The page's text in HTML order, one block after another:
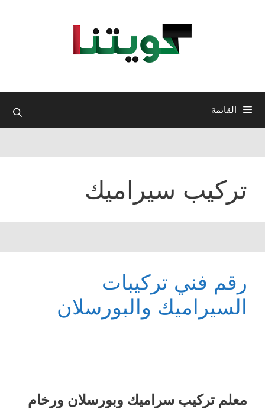
القائمة
تركيب سيراميك
رقم فني تركيبات
السيراميك والبورسلان
معلم ترکیب سرامیك وبورسلان ورخام